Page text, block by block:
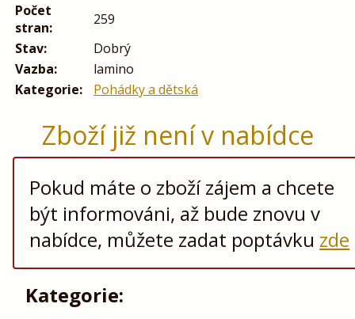
Počet
stran:
259
Stav:
Dobrý
Vazba:
lamino
Kategorie:
Pohádky a dětská
Zboží již není v nabídce
Pokud máte o zboží zájem a chcete
být informováni, až bude znovu v
nabídce, můžete zadat poptávku zde
Kategorie: